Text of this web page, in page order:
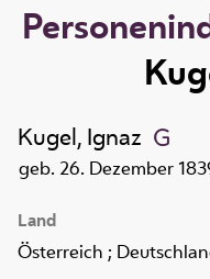
Kugel, Ignaz
geb. 26. Dezember
Land
Österreich ;